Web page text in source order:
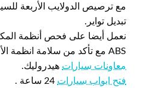
مع ترصيص الدولايب الأربعة
تبديل تواير.
نعمل أيضا على فحص أنظمة
ABS مع تأكد من سلامة انظمة الأمان في كراج متخصص
معاونات سيارات هيدروليك.
فتح ابواب سيارات